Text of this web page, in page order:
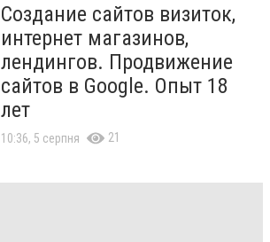
Создание сайтов визиток,
интернет магазинов,
лендингов. Продвижение
сайтов в Google. Опыт 18
лет
10:36, 5 серпня 21